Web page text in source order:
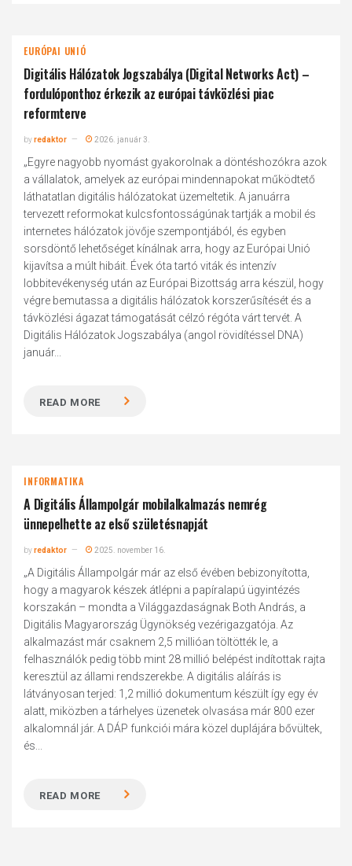
EURÓPAI UNIÓ
Digitális Hálózatok Jogszabálya (Digital Networks Act) –
fordulóponthoz érkezik az európai távközlési piac
reformterve
byredaktor 2026. január 3.
„Egyre nagyobb nyomást gyakorolnak a döntéshozókra azok
a vállalatok, amelyek az európai mindennapokat működtető
láthatatlan digitális hálózatokat üzemeltetik. A januárra
tervezett reformokat kulcsfontosságúnak tartják a mobil és
internetes hálózatok jövője szempontjából, és egyben
sorsdöntő lehetőséget kínálnak arra, hogy az Európai Unió
kijavítsa a múlt hibáit. Évek óta tartó viták és intenzív
lobbitevékenység után az Európai Bizottság arra készül, hogy
végre bemutassa a digitális hálózatok korszerűsítését és a
távközlési ágazat támogatását célzó régóta várt tervét. A
Digitális Hálózatok Jogszabálya (angol rövidítéssel DNA)
január...
READ MORE
INFORMATIKA
A Digitális Állampolgár mobilalkalmazás nemrég
ünnepelhette az első születésnapját
byredaktor 2025. november 16.
„A Digitális Állampolgár már az első évében bebizonyította,
hogy a magyarok készek átlépni a papíralapú ügyintézés
korszakán – mondta a Világgazdaságnak Both András, a
Digitális Magyarország Ügynökség vezérigazgatója. Az
alkalmazást már csaknem 2,5 millióan töltötték le, a
felhasználók pedig több mint 28 millió belépést indítottak rajta
keresztül az állami rendszerekbe. A digitális aláírás is
látványosan terjed: 1,2 millió dokumentum készült így egy év
alatt, miközben a tárhelyes üzenetek olvasása már 800 ezer
alkalomnál jár. A DÁP funkciói mára közel duplájára bővültek,
és...
READ MORE